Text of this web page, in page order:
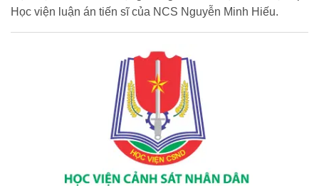
Học viện luận án tiến sĩ của NCS Nguyễn Minh Hiếu.